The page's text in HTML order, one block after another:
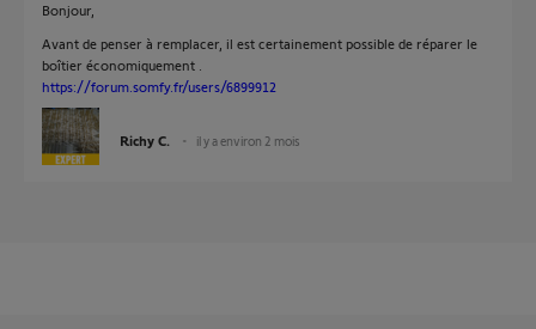
Bonjour,
Avant de penser à remplacer, il est certainement possible de réparer le
boîtier économiquement .
https://forum.somfy.fr/users/6899912
Richy C. il y a environ 2 mois